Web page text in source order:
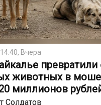
14:40, Вчера
превратили
животных в
миллионов
Солдатов